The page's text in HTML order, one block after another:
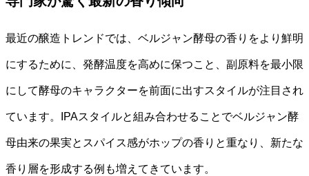
最近の醸造トレンドでは、ベルジャン酵母の香りをより鮮明
にするために、発酵温度を高めに保つこと、副原料を最小限
にして酵母のキャラクターを前面に出すスタイルが注目され
ています。IPAスタイルと組み合わせることでベルジャン酵
母由来の果実とスパイス感がホップの香りと重なり、新たな
香り層を形成する例も増えてきています。